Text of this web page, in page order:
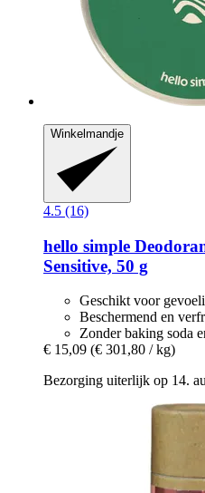
Winkelmandje
4.5 (16)
hello simple
Sensitive, 50 g
Geschikt voor
Beschermend en
Zonder baking soda
€ 15,09 (€ 301,80 / kg)
Bezorging uiterlijk op 14.